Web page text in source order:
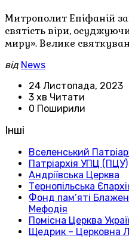
Митрополит Епіфаній
святість віри,
миру». Велике
від News
24 Листопада, 2023
3 хв Читати
0 Поширили
Інші
Вселенський
Патріархія УПЦ (ПЦУ)
Андріївська Церква
Тернопільська
Фонд пам’яті
Мефодія
Помісна Церква
Щедрик – Церковна